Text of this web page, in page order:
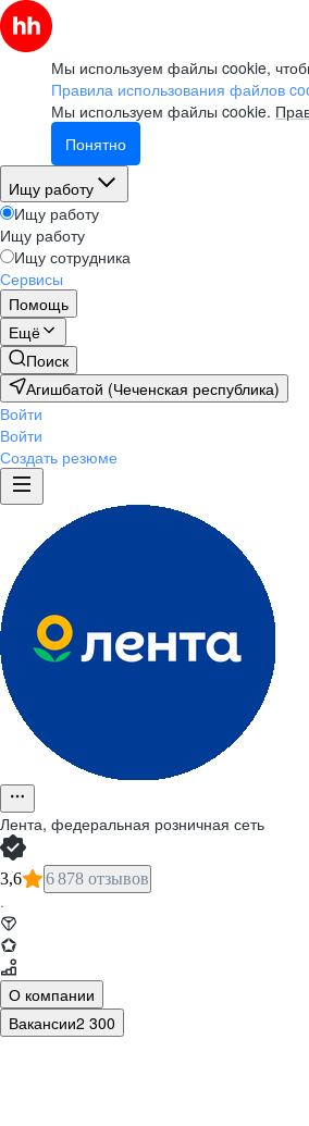
Мы используем файлы cookie,
Правила использования файлов
Мы используем файлы cookie.
Понятно
Ищу работу
Ищу работу
Ищу работу
Ищу сотрудника
Сервисы
Помощь
Ещё
Поиск
Агишбатой (Чеченская республика)
Войти
Войти
Создать резюме
Лента, федеральная розничная сеть
3,6 6 878 отзывов
·
О компании
Вакансии2 300